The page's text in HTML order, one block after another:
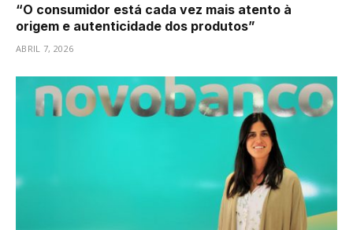
“O consumidor está cada vez mais atento à
origem e autenticidade dos produtos”
ABRIL 7, 2026